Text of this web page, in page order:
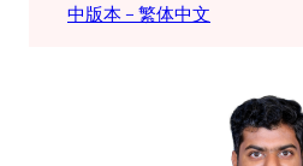
中版本 – 繁体中文